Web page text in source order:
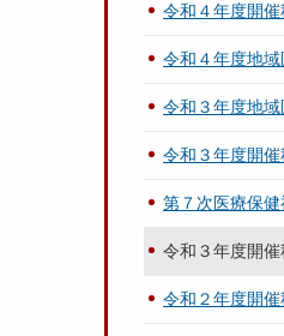
令和４年度開
令和４年度地
令和３年度地
令和３年度開
第７次医療保
令和３年度開
令和２年度開